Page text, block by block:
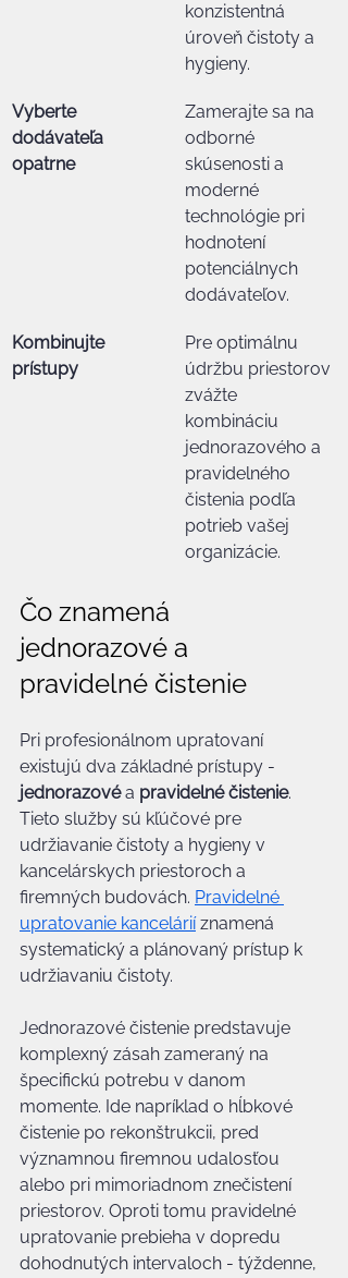
konzistentná
úroveň čistoty a
hygieny.
Vyberte
dodávateľa
opatrne
Zamerajte sa na
odborné
skúsenosti a
moderné
technológie pri
hodnotení
potenciálnych
dodávateľov.
Kombinujte
prístupy
Pre optimálnu
údržbu priestorov
zvážte
kombináciu
jednorazového a
pravidelného
čistenia podľa
potrieb vašej
organizácie.
Čo znamená
jednorazové a
pravidelné čistenie
Pri profesionálnom upratovaní
existujú dva základné prístupy -
jednorazové a pravidelné čistenie.
Tieto služby sú kľúčové pre
udržiavanie čistoty a hygieny v
kancelárskych priestoroch a
firemných budovách. Pravidelné
upratovanie kancelárií znamená
systematický a plánovaný prístup k
udržiavaniu čistoty.
Jednorazové čistenie predstavuje
komplexný zásah zameraný na
špecifickú potrebu v danom
momente. Ide napríklad o hĺbkové
čistenie po rekonštrukcii, pred
významnou firemnou udalosťou
alebo pri mimoriadnom znečistení
priestorov. Oproti tomu pravidelné
upratovanie prebieha v dopredu
dohodnutých intervaloch - týždenne,